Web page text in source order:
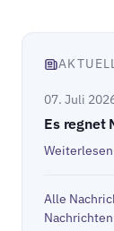
07. Juli
Es regnet
Weiterlesen
Alle